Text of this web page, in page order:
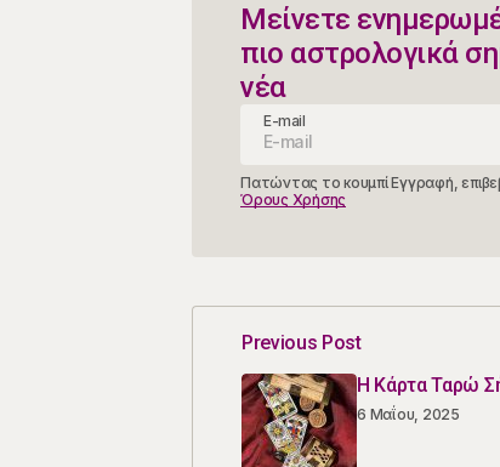
Μείνετε
πιο αστρολογικά
νέα
E-mail
Πατώντας το κουμπί Εγγραφή,
Όρους Χρήσης
Previous Post
Η Κάρτα Ταρώ
6 Μαΐου, 2025